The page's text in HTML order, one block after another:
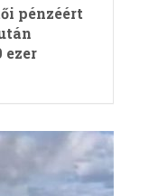
pénzéért
ezer